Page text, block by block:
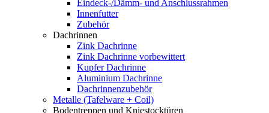
Eindeck-/Dämm- und Anschlussrahmen
Innenfutter
Zubehör
Dachrinnen
Zink Dachrinne
Zink Dachrinne vorbewittert
Kupfer Dachrinne
Aluminium Dachrinne
Dachrinnenzubehör
Metalle (Tafelware + Coil)
Bodentreppen und Kniestocktüren